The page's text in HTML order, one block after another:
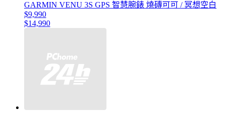
GARMIN VENU 3S GPS 智慧腕錶 燒磚可可 / 冥想空白
$9,990
$14,990